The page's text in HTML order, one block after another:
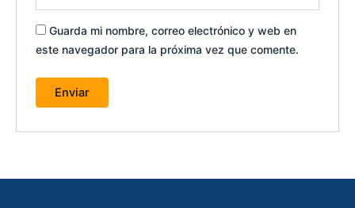
Guarda mi nombre, correo electrónico y web en
este navegador para la próxima vez que comente.